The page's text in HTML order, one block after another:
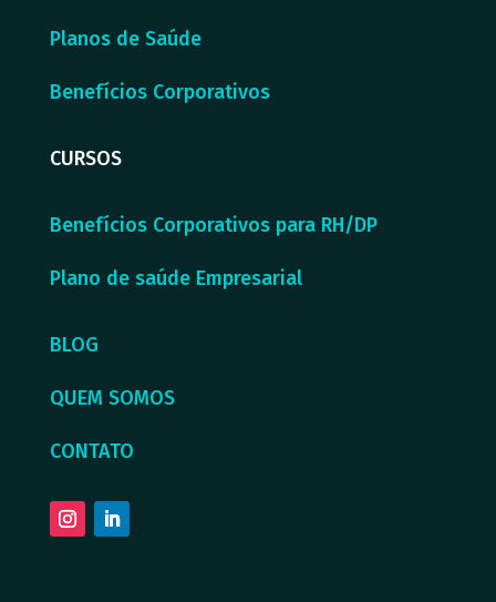
Planos de Saúde
Benefícios Corporativos
CURSOS
Benefícios Corporativos para RH/DP
Plano de saúde Empresarial
BLOG
QUEM SOMOS
CONTATO